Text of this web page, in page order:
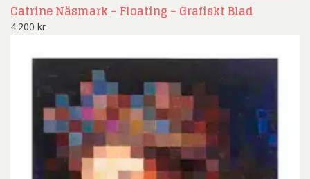
Catrine Näsmark – Floating – Grafiskt Blad
4.200 kr